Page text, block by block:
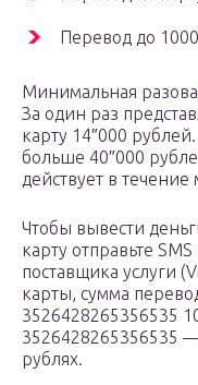
Перевод до
Минимальная
За один раз
карту 14″000
больше 40″000
действует в течение
Чтобы вывести
карту отправьте
поставщика услуги
карты, сумма
3526428265356535
3526428265356535
рублях.